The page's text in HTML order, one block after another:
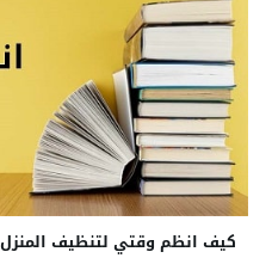
كيف انظم وقتي لتنظيف المنزل